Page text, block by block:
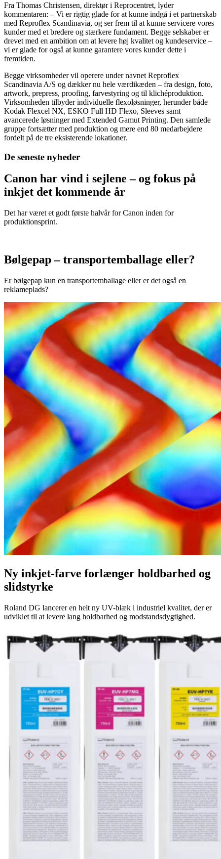
Fra Thomas Christensen, direktør i Reprocentret, lyder
kommentaren: – Vi er rigtig glade for at kunne indgå i et partnerskab
med Reproflex Scandinavia, og ser frem til at kunne servicere vores
kunder med et bredere og stærkere fundament. Begge selskaber er
drevet med en ambition om at levere høj kvalitet og kundeservice –
vi er glade for også at kunne garantere vores kunder dette i
fremtiden.
Begge virksomheder vil operere under navnet Reproflex
Scandinavia A/S og dækker nu hele værdikæden – fra design, foto,
artwork, prepress, proofing, farvestyring og til klichéproduktion.
Virksomheden tilbyder individuelle flexoløsninger, herunder både
Kodak Flexcel NX, ESKO Full HD Flexo, Sleeves samt
avancerede løsninger med Extended Gamut Printing. Den samlede
gruppe fortsætter med produktion og mere end 80 medarbejdere
fordelt på de tre eksisterende lokationer.
De seneste nyheder
Canon har vind i sejlene – og fokus på
inkjet det kommende år
Det har været et godt første halvår for Canon inden for
produktionsprint.
Bølgepap – transportemballage eller?
Er bølgepap kun en transportemballage eller er det også en
reklameplads?
Ny inkjet-farve forlænger holdbarhed og
slidstyrke
Roland DG lancerer en helt ny UV-blæk i industriel kvalitet, der er
udviklet til at levere lang holdbarhed og modstandsdygtighed.